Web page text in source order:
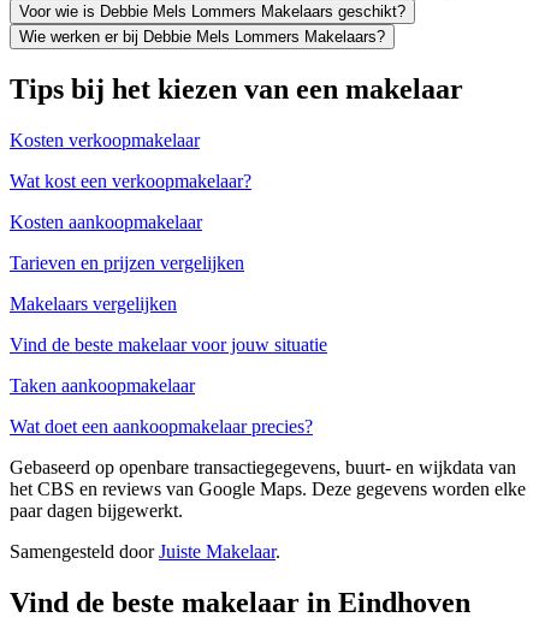
Voor wie is Debbie Mels Lommers Makelaars geschikt?
Wie werken er bij Debbie Mels Lommers Makelaars?
Tips bij het kiezen van een makelaar
Kosten verkoopmakelaar
Wat kost een verkoopmakelaar?
Kosten aankoopmakelaar
Tarieven en prijzen vergelijken
Makelaars vergelijken
Vind de beste makelaar voor jouw situatie
Taken aankoopmakelaar
Wat doet een aankoopmakelaar precies?
Gebaseerd op openbare transactiegegevens, buurt- en wijkdata van
het CBS en reviews van Google Maps. Deze gegevens worden elke
paar dagen bijgewerkt.
Samengesteld doorJuiste Makelaar.
Vind de beste makelaar in Eindhoven